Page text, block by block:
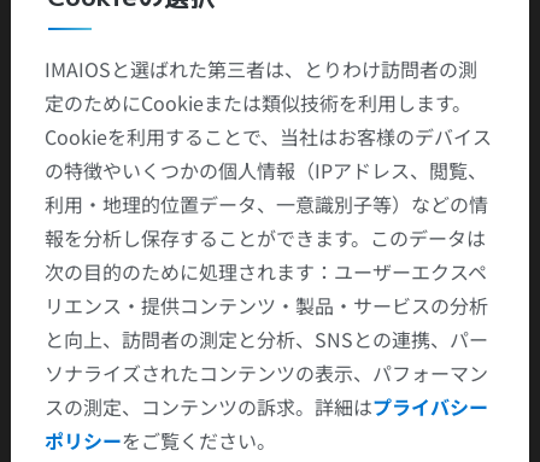
(@2.97) gauche.
Infiltration des tissus sous-cutanés cervicaux et
épaississement du platysma, prédominant à gauche
Discussion
- Le scanner a une place incontournable dans les
cellulites cervico-faciales en utilisant une injection
biphasique de produit de contraste avec des coupes
axiales étagées de la base du crâne jusqu'en T2.
- Le diagnostic demeure clinique mais l'imagerie est
essentielle pour le diagnostic positif d'une infection
profonde, pour le bilan topographique, l'extension à
distance, en particulier médiastinale, et le diagnostic
IMAIOSと選ばれた第三者は、とりわけ訪問者の測
定のためにCookieまたは類似技術を利用します。
Cookieを利用することで、当社はお客様のデバイス
の特徴やいくつかの個人情報（IPアドレス、閲覧、
利用・地理的位置データ、一意識別子等）などの情
報を分析し保存することができます。このデータは
次の目的のために処理されます：ユーザーエクスペ
リエンス・提供コンテンツ・製品・サービスの分析
と向上、訪問者の測定と分析、SNSとの連携、パー
ソナライズされたコンテンツの表示、パフォーマン
スの測定、コンテンツの訴求。詳細はプライバシー
ポリシーをご覧ください。